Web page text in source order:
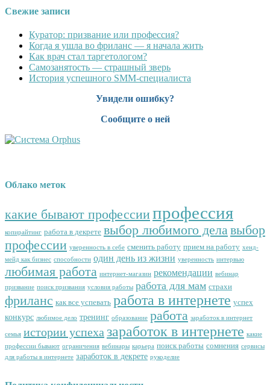
Свежие записи
Куратор: призвание или профессия?
Когда я ушла во фриланс — я начала жить
Как врач стал таргетологом?
Cамозанятость — страшный зверь
История успешного SMM-специалиста
Увидели ошибку?
Сообщите о ней
Облако меток
какие бывают профессиипрофессия
копирайтинг работа в декрете выбор любимого делавыбор
профессии уверенность в себе сменить работу прием на работу хенд-
мейд как бизнес способности один день из жизни уверенность интервью
любимая работа интернет-магазин рекомендации вебинар
призвание поиск призвания условия работы работа для мам страхи
фриланс как все успевать работа в интернете успех
конкурс любимое дело тренинг образование работа заработок в интернет
семья истории успеха заработок в интернете какие
профессии бывают ограничения вебинары карьера поиск работы сомнения сервисы
для работы в интернете заработок в декрете рукоделие